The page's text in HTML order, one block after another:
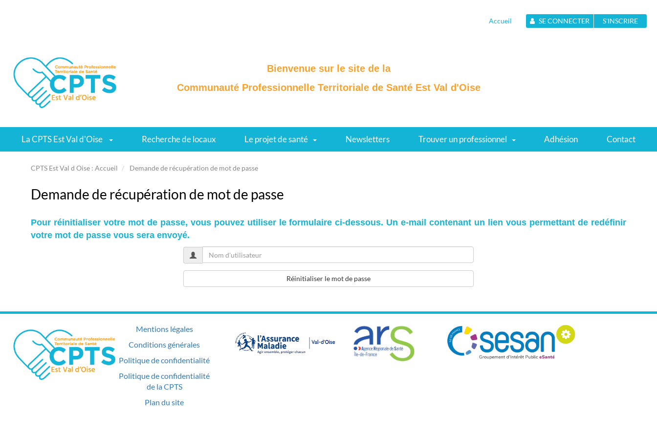
Accueil SE CONNECTER S'INSCRIRE
Bienvenue sur le site de la
Communauté Professionnelle Territoriale de Santé Est Val d'Oise
La CPTS Est Val d'Oise Recherche de locaux Le projet de santé Newsletters Trouver un professionnel Adhésion Contact
CPTS Est Val d Oise : Accueil Demande de récupération de mot de passe
Demande de récupération de mot de passe
Pour réinitialiser votre mot de passe, vous pouvez utiliser le formulaire ci-dessous. Un e-mail contenant un lien vous permettant de redéfinir
votre mot de passe vous sera envoyé.
Nom
d'utilisateur
Mentions légales
Conditions générales
Politique de confidentialité
Politique de confidentialité
de la CPTS
Plan du site